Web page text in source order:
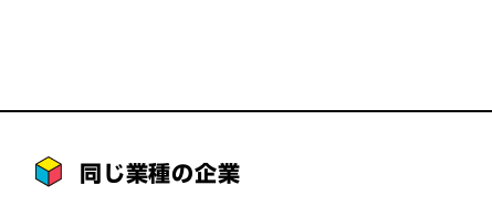
同じ業種の企業